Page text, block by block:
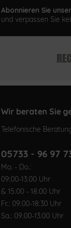
Abonnieren Sie
und verpassen Sie
Wir beraten Sie
Telefonische
05733 - 96 97
Mo. - Do.:
09:00-13:00 Uhr
& 15:00 - 18:00 Uhr
Fr.: 09:00-18:30 Uhr
Sa.: 09:00-13:00 Uhr